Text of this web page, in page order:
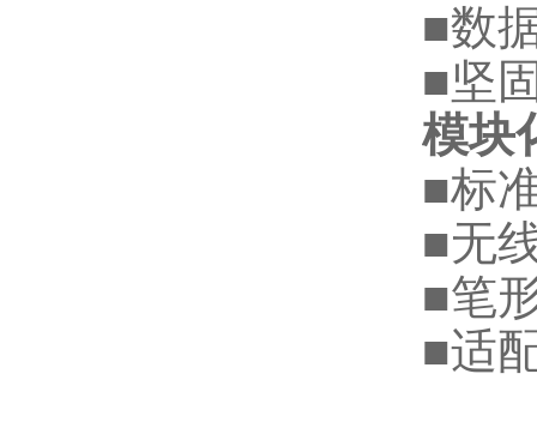
■数
■坚
模块
■标
■无
■笔
■适